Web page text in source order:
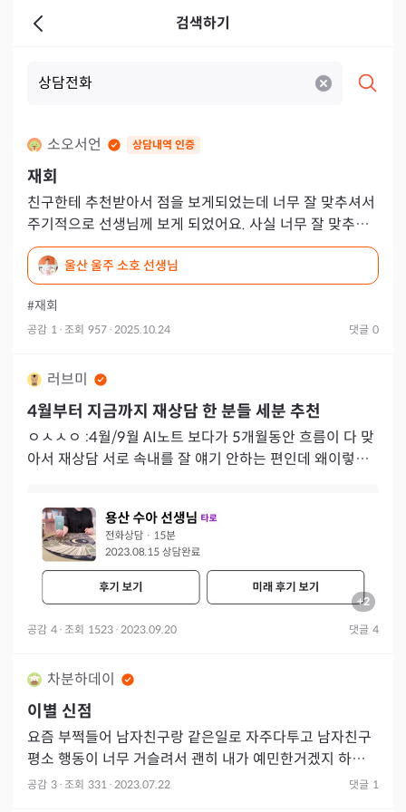
검색하기
소오서언 상담내역 인증
재회
친구한테 추천받아서 점을 보게되었는데 너무 잘 맞추셔서
주기적으로 선생님께 보게 되었어요. 사실 너무 잘 맞추셔
서 유명해지시면 예약하기 힘들까봐 주변 지인들한테만 추
천하고 있었는데
울산 울주 소호 선생님
#재회
공감 1 · 조회 957 · 2025.10.24 댓글 0
러브미
4월부터 지금까지 재상담 한 분들 세분 추천
ㅇㅅㅅㅇ :4월/9월 AI노트 보다가 5개월동안 흐름이 다 맞
아서 재상담 서로 속내를 잘 얘기 안하는 편인데 왜이렇게
+2
공감 4 · 조회 1523 · 2023.09.20 댓글 4
차분하데이
이별 신점
요즘 부쩍들어 남자친구랑 같은일로 자주다투고 남자친구
평소 행동이 너무 거슬려서 괜히 내가 예민한거겠지 하고
참고참다가 답답한 마음에 신점을 봤어요 타로카드에서는
공감 3 · 조회 331 · 2023.07.22 댓글 1